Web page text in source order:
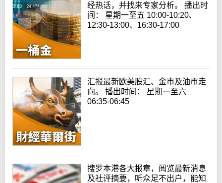
经热话，并找来专家分析。 播出时
间： 星期一至五 10:00-10:20、
12:30-13:00、16:30-17:00
汇报最新欧美股汇、金市及油市走
向。 播出时间： 星期一至六
06:35-06:45
搜罗本港各大报章，阅览最新消息
及社评摘要，听众足不出户，能知